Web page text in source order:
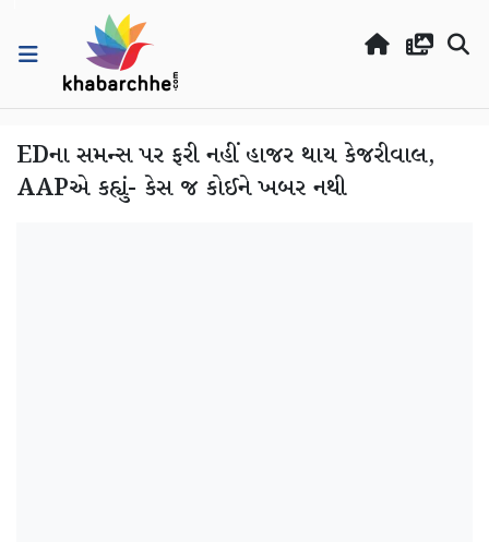
EDના સમન્સ પર ફરી નહીં હાજર થાય કેજરીવાલ,
AAPએ કહ્યું- કેસ જ કોઈને ખબર નથી